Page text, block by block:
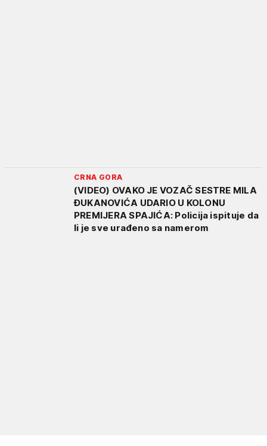
CRNA GORA
(VIDEO) OVAKO JE VOZAČ SESTRE MILA
ĐUKANOVIĆA UDARIO U KOLONU
PREMIJERA SPAJIĆA: Policija ispituje da
li je sve urađeno sa namerom